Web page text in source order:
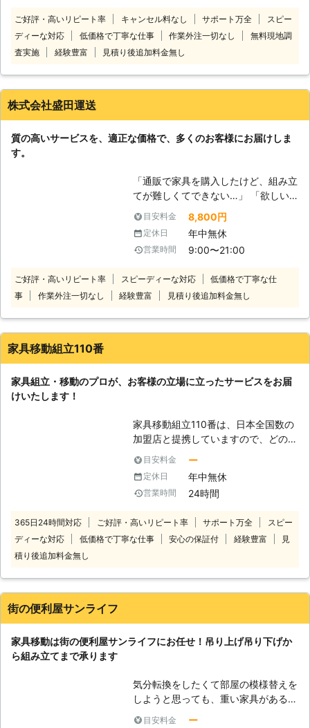
たちが全力でサポートさせて頂きま
す！
人はお気軽にご相談ください。 大型
家具の移動は無理しておこなうと腰を
痛めたり家具に傷がついたりしてしま
ずにご自身で対応できそうにないとき
ていたスタッフが在籍しております。
あらゆる家具の移動を経験しておりま
す！ 大型家具の場合、状況に応じて
分解することがあります。そのときは
お客様の大切な家具を傷つけないよう
分解し再度元通りに組立いたしますの
で安心してお任せくださいね。
ご好評・高いリピート率 キャンセル料なし サポート万全
スピー
ディーな対応
低価格で丁寧な仕事 作業外注一切なし
無料現地調
査実施
経験豊富 見積り後追加料金無し
株式会社盛田運送
質の高いサービスを、適正な価格で、多くのお客様にお届けしま
す。
「通販で家具を購入したけど、組み立
てが難しくてできない…」 「欲しい
家具があるけど、組み立てがめんどう
でなかなか購入に踏み切れない…」
そんな方はぜひ当社にご依頼くださ
い。 近年は完成した家具ではなく
具が多く流通しています。 自身で組
み立てるタイプの家具は、購入時比較
で組み立てようとすると、部品や材料
プロに依頼してしまうのもひとつの手
です。 当社にご依頼いただければ、
スピーディーかつ安全に組み立ていた
しますよ。 さらに、不要となった家
具の分解も当社でおこなうことができ
ますので、ぜひ合わせてご依頼くださ
目安料金 8,800円
定休日 年中無休
営業時間 9:00〜21:00
ご好評・高いリピート率 スピーディーな対応
低価格で丁寧な仕
事
作業外注一切なし 経験豊富 見積り後追加料金無し
家具移動組立110番
家具組立・移動のプロが、お客様の立場に立ったサービスをお届
けいたします！
家具移動組立110番は、日本全国数の
加盟店と提携していますので、どの地
方にお住まいのお客様でも迅速に対応
いたします。 コールセンターでは24
時間365日年中無休でお電話を受け付
けています。 深夜でも早朝でもお客
話ください。 コールセンターのスタ
ッフがお客様のお悩みをお聞きしま
ほしい」 「説明書を見ても家具の組
り、お悩みのお客様はぜひ家具移動組
立110番をご利用ください。 大きくて
豊富なベテランが迅速に解決します。
家具移動組立110番では、家具の組立
作業や移動作業にお困りのお客様に喜
目安料金 ー
定休日 年中無休
営業時間 24時間
365日24時間対応 ご好評・高いリピート率 サポート万全
スピー
ディーな対応
低価格で丁寧な仕事 安心の保証付 経験豊富
見
積り後追加料金無し
街の便利屋サンライフ
家具移動は街の便利屋サンライフにお任せ！吊り上げ吊り下げか
ら組み立てまで承ります
気分転換をしたくて部屋の模様替えを
しようと思っても、重い家具があると
目安料金 ー